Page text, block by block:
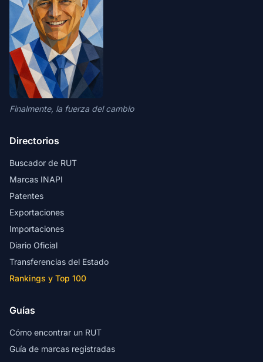
Finalmente, la fuerza del cambio
Directorios
Buscador de RUT
Marcas INAPI
Patentes
Exportaciones
Importaciones
Diario Oficial
Transferencias del Estado
Rankings y Top 100
Guías
Cómo encontrar un RUT
Guía de marcas registradas